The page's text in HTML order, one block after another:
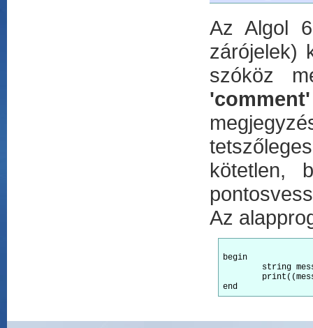
Az Algol
zárójelek)
szóköz
'comment'
kötetlen,
Az
begin